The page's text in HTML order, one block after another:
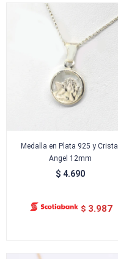
Medalla en Plata 925 y Cristal
Angel 12mm
$ 4.690
$ 3.987